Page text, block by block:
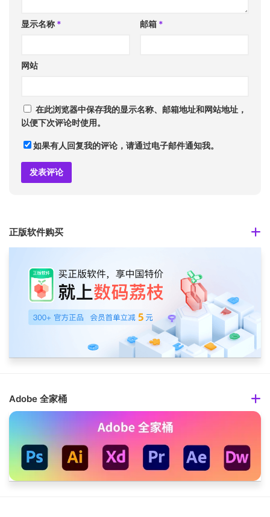
显示名称 * 邮箱 *
网站
在此浏览器中保存我的显示名称、邮箱地址和网站地址，
以便下次评论时使用。
如果有人回复我的评论，请通过电子邮件通知我。
正版软件购买
Adobe 全家桶